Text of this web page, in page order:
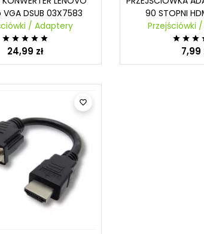
Rozdzielacz USB HUB
Przejściówka do
VGA DSUB 03X7583
/ Adaptery
    
24,99 zł
90 STOPNI
Przejściówki
  
7,99
